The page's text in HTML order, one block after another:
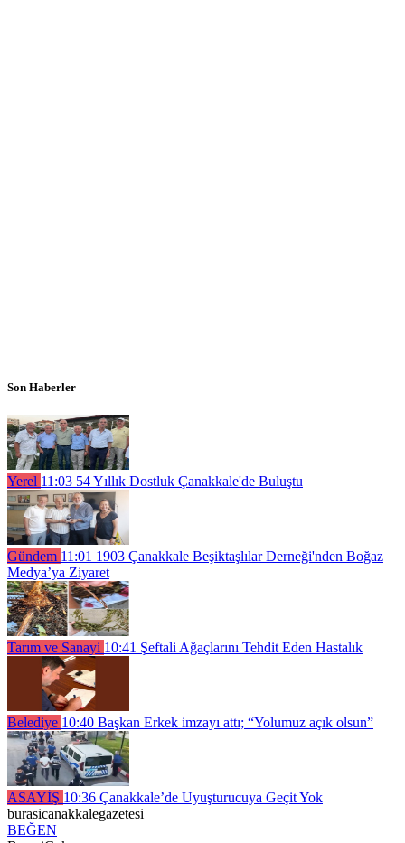
Son Haberler
Yerel 11:03 54 Yıllık Dostluk Çanakkale'de Buluştu
Gündem 11:01 1903 Çanakkale Beşiktaşlılar Derneği'nden Boğaz
Medya’ya Ziyaret
Tarım ve Sanayi 10:41 Şeftali Ağaçlarını Tehdit Eden Hastalık
Belediye 10:40 Başkan Erkek imzayı attı; “Yolumuz açık olsun”
ASAYİŞ 10:36 Çanakkale’de Uyuşturucuya Geçit Yok
burasicanakkalegazetesi
BEĞEN